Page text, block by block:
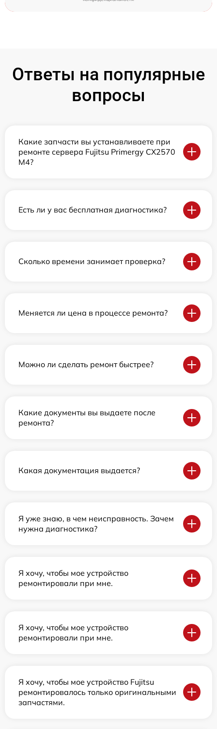
Ответы на популярные
вопросы
Какие запчасти вы устанавливаете при
ремонте сервера Fujitsu Primergy CX2570
M4?
Есть ли у вас бесплатная диагностика?
Сколько времени занимает проверка?
Меняется ли цена в процессе ремонта?
Можно ли сделать ремонт быстрее?
Какие документы вы выдаете после
ремонта?
Какая документация выдается?
Я уже знаю, в чем неисправность. Зачем
нужна диагностика?
Я хочу, чтобы мое устройство
ремонтировали при мне.
Я хочу, чтобы мое устройство
ремонтировали при мне.
Я хочу, чтобы мое устройство Fujitsu
ремонтировалось только оригинальными
запчастями.